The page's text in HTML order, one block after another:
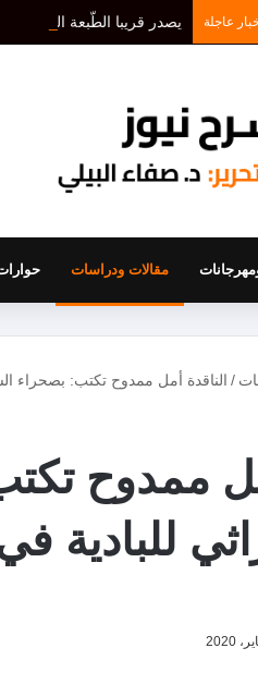
عاجلة
مقالات ودراسات
/ الناقدة أمل ممدوح تكتب: بصحراء
ممدوح
للبادية